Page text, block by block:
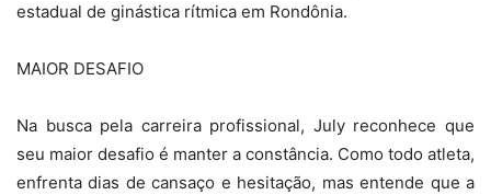
estadual de ginástica rítmica em Rondônia.
MAIOR DESAFIO
Na busca pela carreira profissional, July reconhece que
seu maior desafio é manter a constância. Como todo atleta,
enfrenta dias de cansaço e hesitação, mas entende que a